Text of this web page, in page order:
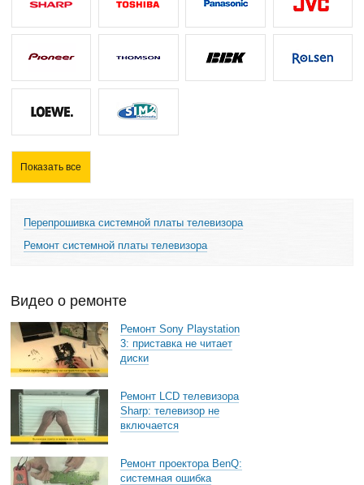
Показать все
Перепрошивка системной платы телевизора
Ремонт системной платы телевизора
Видео о ремонте
Ремонт Sony Playstation
3: приставка не читает
диски
Ремонт LCD телевизора
Sharp: телевизор не
включается
Ремонт проектора BenQ:
системная ошибка